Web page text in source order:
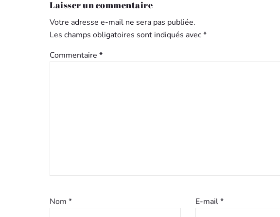
Laisser un commentaire
Votre adresse e-mail ne sera pas publiée.
Les champs obligatoires sont indiqués avec*
Commentaire *
Nom * E-mail*